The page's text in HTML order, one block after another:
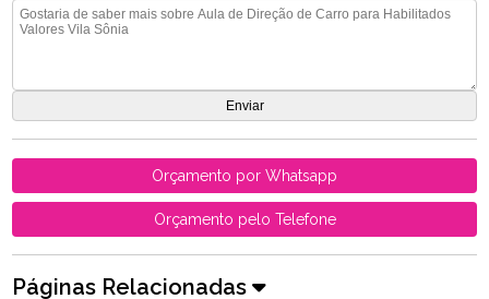
Orçamento por Whatsapp
Orçamento pelo Telefone
Páginas Relacionadas